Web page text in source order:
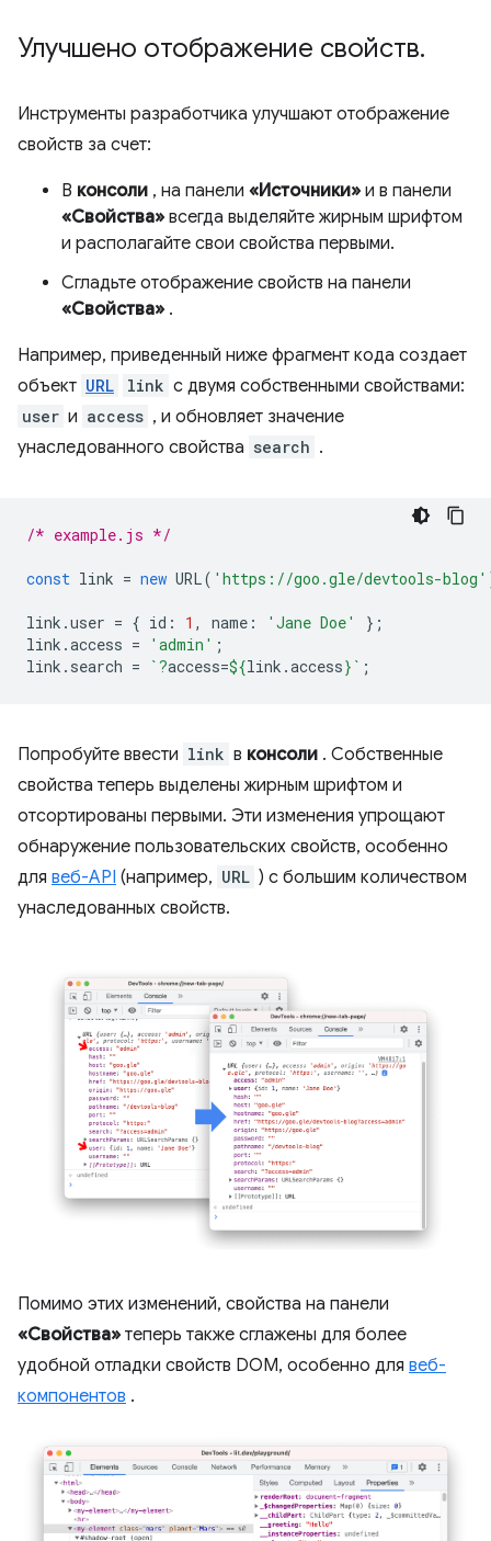
Улучшено отображение свойств.
Инструменты разработчика улучшают отображение
свойств за счет:
В консоли , на панели «Источники» и в панели
«Свойства» всегда выделяйте жирным шрифтом
и располагайте свои свойства первыми.
Сгладьте отображение свойств на панели
«Свойства» .
Например, приведенный ниже фрагмент кода создает
объект URL link с двумя собственными свойствами:
user и access , и обновляет значение
унаследованного свойства search .
/* example.js */
const link = new URL( 'https://goo.gle/devtools-blog'
link .user = { id : 1 , name : 'Jane Doe'
};
link .access = 'admin' ;
link . search = `?access=${link .access} ` ;
Попробуйте ввести link в консоли . Собственные
свойства теперь выделены жирным шрифтом и
отсортированы первыми. Эти изменения упрощают
обнаружение пользовательских свойств, особенно
для веб-API (например, URL ) с большим количеством
унаследованных свойств.
Помимо этих изменений, свойства на панели
«Свойства» теперь также сглажены для более
удобной отладки свойств DOM, особенно для веб-
компонентов .